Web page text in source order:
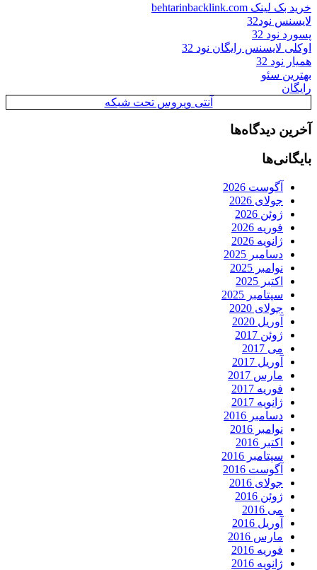
خرید بک لینک behtarinbacklink.com
لایسنس نود32
پسورد نود 32
اوکلی لایسنس رایگان نود 32
همیار نود 32
بهترین سئو
رایگان
آنتی ویروس تحت شبکه
آخرین دیدگاه‌ها
بایگانی‌ها
آگوست 2026
جولای 2026
ژوئن 2026
فوریه 2026
ژانویه 2026
دسامبر 2025
نوامبر 2025
اکتبر 2025
سپتامبر 2025
جولای 2020
آوریل 2020
ژوئن 2017
می 2017
آوریل 2017
مارس 2017
فوریه 2017
ژانویه 2017
دسامبر 2016
نوامبر 2016
اکتبر 2016
سپتامبر 2016
آگوست 2016
جولای 2016
ژوئن 2016
می 2016
آوریل 2016
مارس 2016
فوریه 2016
ژانویه 2016